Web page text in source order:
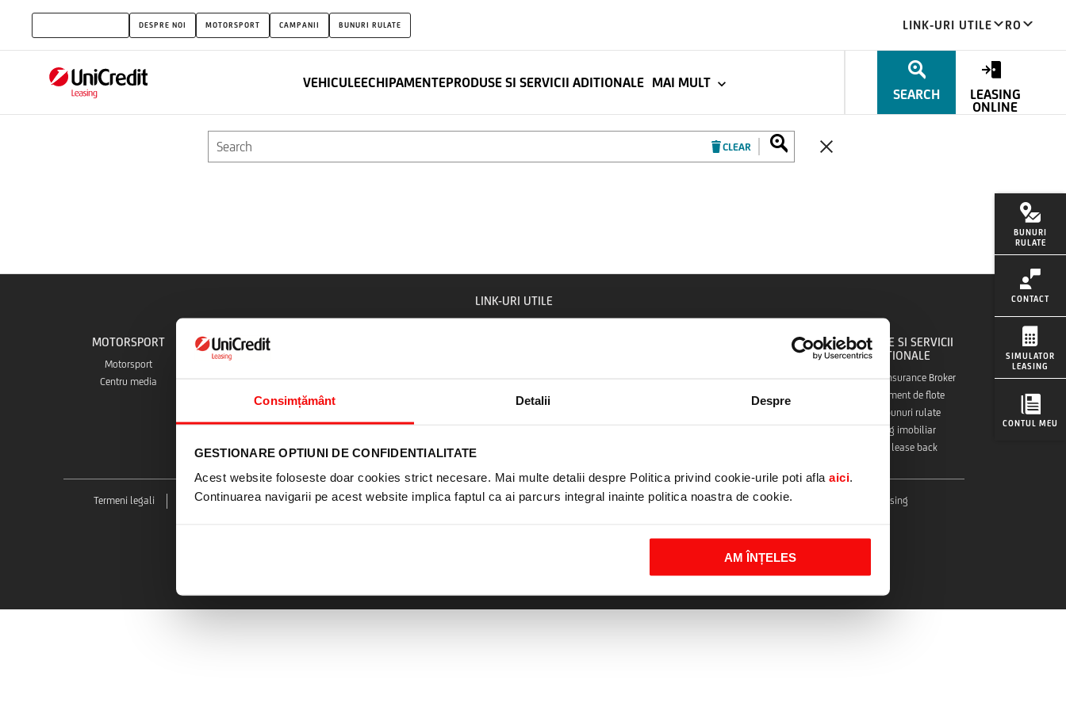
Consimțământ Detalii Despre
GESTIONARE OPTIUNI DE CONFIDENTIALITATE
Acest website foloseste doar cookies strict necesare. Mai multe detalii despre Politica privind cookie-urile poti afla aici.
Continuarea navigarii pe acest website implica faptul ca ai parcurs integral inainte politica noastra de cookie.
AM ÎNȚELES
search DESPRE NOI MOTORSPORT CAMPANII BUNURI RULATE LINK-URI UTILE RO
VEHICULEECHIPAMENTEPRODUSE SI SERVICII ADITIONALE MAI MULT expand_more
SEARCH
CLEAR
LEASING
ONLINE
BUNURI
RULATE
CONTACT
SIMULATOR
LEASING
CONTUL MEU
Te rugam sa introduci cuvinte de minimum 3 litere
LINK-URI UTILE
MOTORSPORT
Motorsport
Centru media
Cariere
Vehicule peste 3.5 tone
Echipamente agricultura
PRODUSE SI SERVICII
ADITIONALE
UniCredit Insurance Broker
Management de flote
Oferte bunuri rulate
Leasing imobiliar
Sale & lease back
Termeni legali Protectia consumatorului Confidentialitate UniCredit Fleet Management UniCredit Consumer Financing Documente utile Rulate UniCredit Leasing